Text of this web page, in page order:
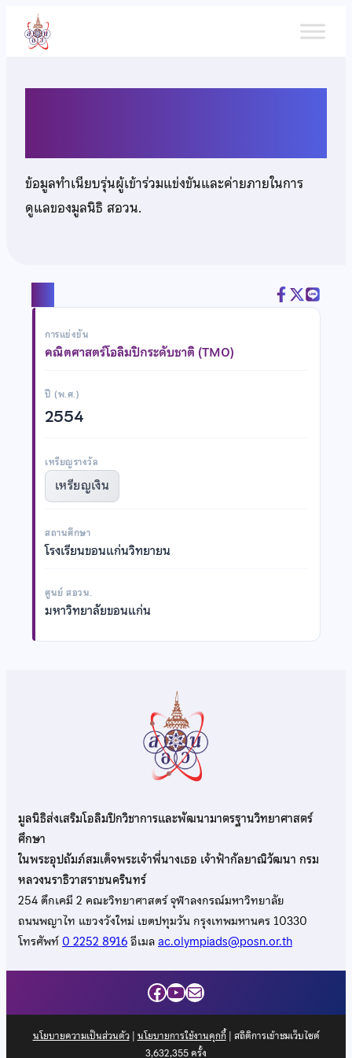
เนื้อหา
ข้อมูลทำเนียบรุ่นผู้เข้าร่วมแข่งขันและค่ายภายในการ
ดูแลของมูลนิธิ สอวน.
การแข่งขัน
คณิตศาสตร์โอลิมปิกระดับชาติ (TMO)
ปี (พ.ศ.)
2554
เหรียญรางวัล
เหรียญเงิน
สถานศึกษา
โรงเรียนขอนแก่นวิทยายน
ศูนย์ สอวน.
มหาวิทยาลัยขอนแก่น
มูลนิธิส่งเสริมโอลิมปิกวิชาการและพัฒนามาตรฐานวิทยาศาสตร์
ศึกษา
ในพระอุปถัมภ์สมเด็จพระเจ้าพี่นางเธอ เจ้าฟ้ากัลยาณิวัฒนา กรม
หลวงนราธิวาสราชนครินทร์
254 ตึกเคมี 2 คณะวิทยาศาสตร์ จุฬาลงกรณ์มหาวิทยาลัย
ถนนพญาไท แขวงวังใหม่ เขตปทุมวัน กรุงเทพมหานคร 10330
โทรศัพท์0 2252 8916อีเมลac.olympiads@posn.or.th
Facebook
YouTube
Mail
นโยบายความเป็นส่วนตัว| นโยบายการใช้งานคุกกี้| สถิติการเข้าชมเว็บไซต์
3,632,355ครั้ง